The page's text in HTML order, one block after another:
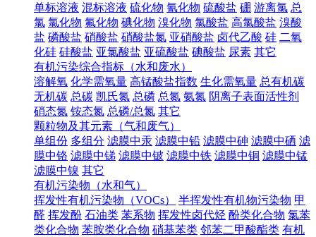
单标溶液 混标溶液 硫化物 氰化物 硫酸盐 硼 游离氯 总
氯 氯化物 氟化物 碘化物 溴化物 氯酸盐 高氯酸盐 溴酸
盐 磷酸盐 硝酸盐 硝酸盐氮 亚硝酸盐 卤代乙酸 硅 二氧
化硅 硅酸盐 亚氯酸盐 亚硫酸盐 碘酸盐 尿素 其它
有机污染综合指标（水和废水）
溶解氧 化学需氧量 高锰酸盐指数 生化需氧量 总有机碳
无机碳 总碳 凯氏氮 总磷 总氮 氨氮 阴离子表面活性剂
硝态氮 铵态氮 总磷/总氮 其它
颗粒物及其元素（气和废气）
单组份 多组分 滤膜中汞 滤膜中铅 滤膜中砷 滤膜中硒 滤
膜中铬 滤膜中锑 滤膜中铍 滤膜中铁 滤膜中铜 滤膜中锰
滤膜中镍 其它
有机污染物（水和气）
挥发性有机污染物（VOCs）
半挥发性有机物污染物 甲
醛 挥发酚 石油类 苯系物 挥发性卤代烃 酚类化合物 氯苯
类化合物 苯胺类化合物 硝基苯类 邻苯二甲酸酯类 有机